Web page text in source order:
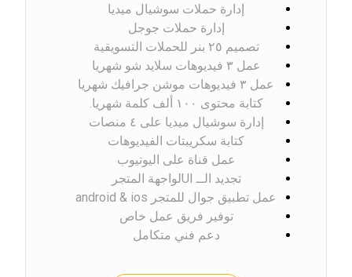
إدارة حملات سوشيال ميديا
إدارة حملات جوجل
تصميم ٢٥ بنر للحملات التسويقية
عمل ٣ فيديوهات سلاید شو شهريا
عمل ٣ فيديوهات موشن جرافيك شهريا
كتابة محتوى ١٠٠ ألف كلمة شهريا.
إدارة سوشيال ميديا على ٤ منصات
كتابة سكريبتات الفيديوهات
عمل قناة على اليوتيوب
تجديد الــ UIلواجهة المتجر
عمل تطبيق جوال للمتجر android & ios
توفير فريق عمل خاص
دعم فني متكامل